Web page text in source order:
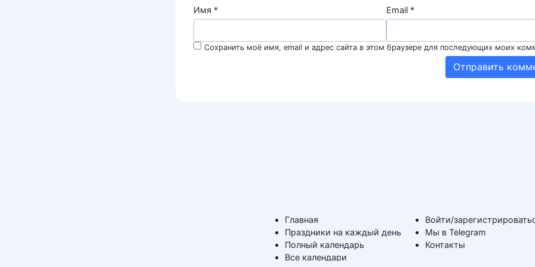
Имя * Email *
Сохранить моё имя, email и адрес сайта в этом браузере для последующих моих
Главная
Праздники на каждый день
Полный календарь
Все календари
Войти/
Мы в Telegram
Контакты